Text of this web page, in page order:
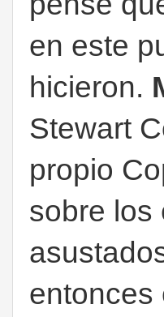
en este
hicieron.
Stewart
propio
sobre los
entonces